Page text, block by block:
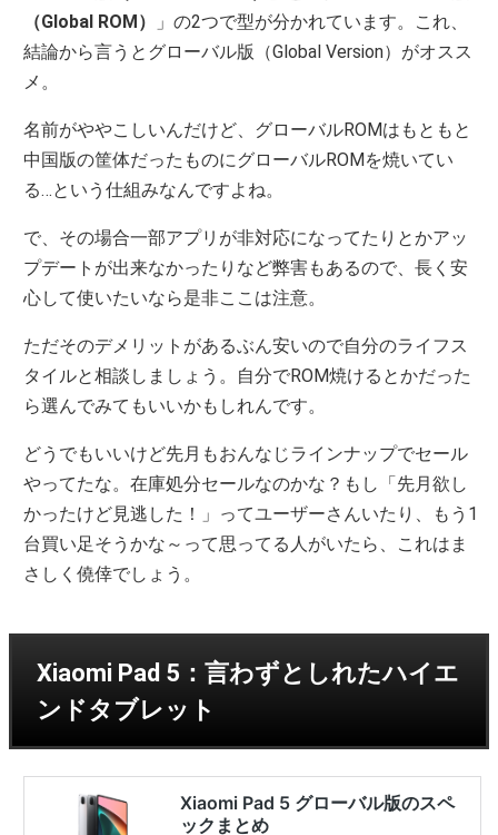
（Global ROM）
」の2つで型が分かれています。これ、
結論から言うとグローバル版（Global Version）がオスス
メ。
名前がややこしいんだけど、グローバルROMはもともと
中国版の筐体だったものにグローバルROMを焼いてい
る…という仕組みなんですよね。
で、その場合一部アプリが非対応になってたりとかアッ
プデートが出来なかったりなど弊害もあるので、長く安
心して使いたいなら是非ここは注意。
ただそのデメリットがあるぶん安いので自分のライフス
タイルと相談しましょう。自分でROM焼けるとかだった
ら選んでみてもいいかもしれんです。
どうでもいいけど先月もおんなじラインナップでセール
やってたな。在庫処分セールなのかな？もし「先月欲し
かったけど見逃した！」ってユーザーさんいたり、もう1
台買い足そうかな～って思ってる人がいたら、これはま
さしく僥倖でしょう。
Xiaomi Pad 5：言わずとしれたハイエ
ンドタブレット